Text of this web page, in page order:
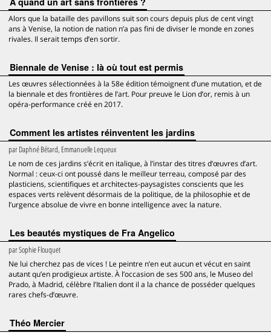
Alors que la bataille des pavillons suit son cours depuis plus de cent vingt
ans à Venise, la notion de nation n’a pas fini de diviser le monde en zones
rivales. Il serait temps d’en sortir.
Biennale de Venise : là où tout est permis
Les œuvres sélectionnées à la 58e édition témoignent d’une mutation, et de
la biennale et des frontières de l’art. Pour preuve le Lion d’or, remis à un
opéra-performance créé en 2017.
Comment les artistes réinventent les jardins
parDaphné Bétard, Emmanuelle Lequeux
Le nom de ces jardins s’écrit en italique, à l’instar des titres d’œuvres d’art.
Normal : ceux-ci ont poussé dans le meilleur terreau, composé par des
plasticiens, scientifiques et architectes-paysagistes conscients que les
espaces verts relèvent désormais de la politique, de la philosophie et de
l’urgence absolue de vivre en bonne intelligence avec la nature.
Les beautés mystiques de Fra Angelico
parSophie Flouquet
Ne lui cherchez pas de vices ! Le peintre n’en eut aucun et vécut en saint
autant qu’en prodigieux artiste. À l’occasion de ses 500 ans, le Museo del
Prado, à Madrid, célèbre l’Italien dont il a la chance de posséder quelques
rares chefs-d’œuvre.
Théo Mercier